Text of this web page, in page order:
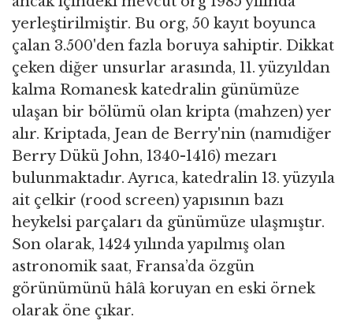
yerleştirilmiştir. Bu org, 50 kayıt boyunca
çalan 3.500'den fazla boruya sahiptir. Dikkat
çeken diğer unsurlar arasında, 11. yüzyıldan
kalma Romanesk katedralin günümüze
ulaşan bir bölümü olan kripta (mahzen) yer
alır. Kriptada, Jean de Berry'nin (namıdiğer
Berry Dükü John, 1340-1416) mezarı
bulunmaktadır. Ayrıca, katedralin 13. yüzyıla
ait çelkir (rood screen) yapısının bazı
heykelsi parçaları da günümüze ulaşmıştır.
Son olarak, 1424 yılında yapılmış olan
astronomik saat, Fransa’da özgün
görünümünü hâlâ koruyan en eski örnek
olarak öne çıkar.